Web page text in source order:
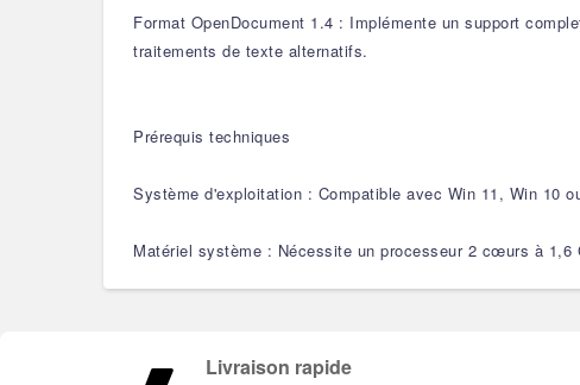
Format OpenDocument 1.4 : Implémente un support
traitements de texte alternatifs.
Prérequis techniques
Système d'exploitation : Compatible avec Win 11, Win 10
Matériel système : Nécessite un processeur 2 cœurs à
Livraison rapide